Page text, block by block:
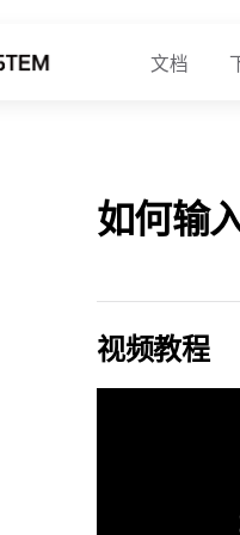
文档
如何输
视频教程